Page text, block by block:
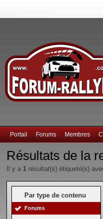
Portail Forums Membres
Résultats de la
Il y a 1 résultat(s) étiqueté(s)
Par type de contenu
Forums